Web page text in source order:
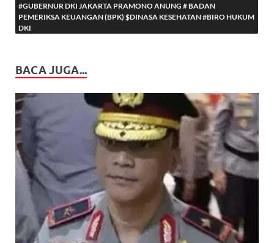
#GUBERNUR DKI JAKARTA PRAMONO ANUNG # BADAN
PEMERIKSA KEUANGAN (BPK) $DINASA KESEHATAN #BIRO HUKUM
DKI
BACA JUGA...